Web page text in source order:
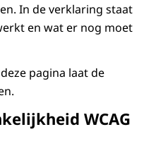
In de verklaring staat
en wat er nog moet
pagina laat de
WCAG